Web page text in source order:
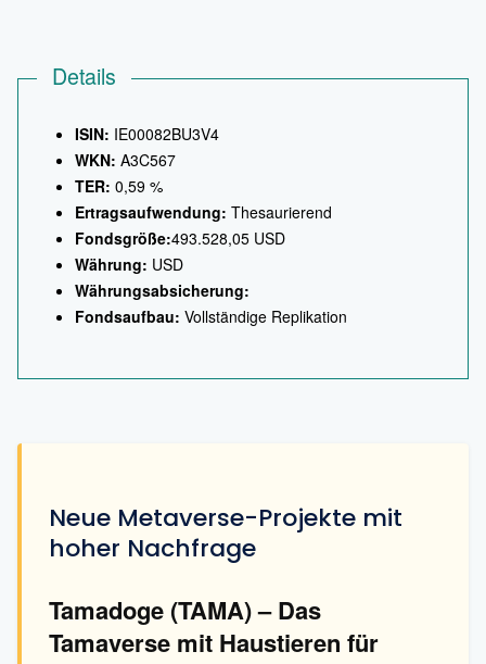
Details
ISIN: IE00082BU3V4
WKN: A3C567
TER: 0,59 %
Ertragsaufwendung: Thesaurierend
Fondsgröße:493.528,05 USD
Währung: USD
Währungsabsicherung:
Fondsaufbau: Vollständige Replikation
Neue Metaverse-Projekte mit
hoher Nachfrage
Tamadoge (TAMA) – Das
Tamaverse mit Haustieren für